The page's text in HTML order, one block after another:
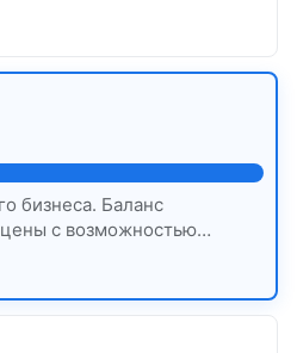
бизнеса. Баланс
с возможностью